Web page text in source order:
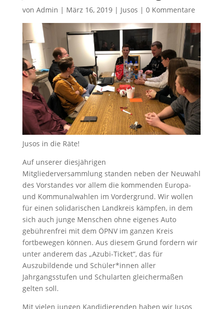
von Admin | März 16, 2019| Jusos | 0 Kommentare
Jusos in die Räte!
Auf unserer diesjährigen
Mitgliederversammlung standen neben der Neuwahl
des Vorstandes vor allem die kommenden Europa-
und Kommunalwahlen im Vordergrund. Wir wollen
für einen solidarischen Landkreis kämpfen, in dem
sich auch junge Menschen ohne eigenes Auto
gebührenfrei mit dem ÖPNV im ganzen Kreis
fortbewegen können. Aus diesem Grund fordern wir
unter anderem das „Azubi-Ticket“, das für
Auszubildende und Schüler*innen aller
Jahrgangsstufen und Schularten gleichermaßen
gelten soll.
Mit vielen jungen Kandidierenden haben wir Jusos